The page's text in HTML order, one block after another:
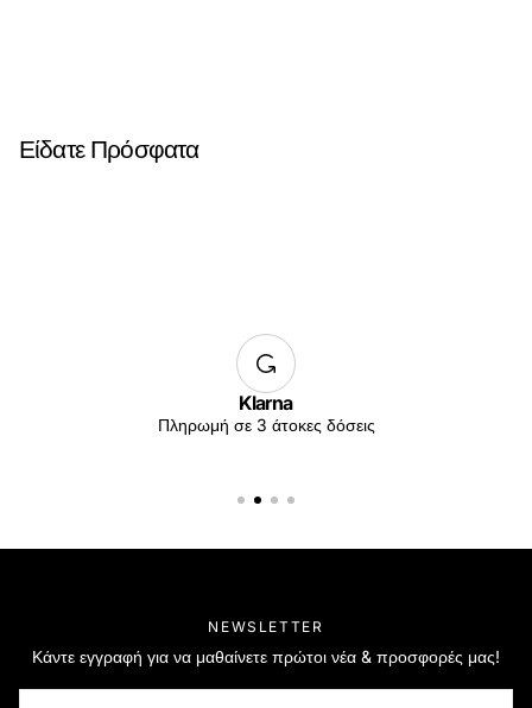
Είδατε Πρόσφατα
Klarna
Πληρωμή σε 3 άτοκες δόσεις
NEWSLETTER
Κάντε εγγραφή για να μαθαίνετε πρώτοι νέα & προσφορές μας!